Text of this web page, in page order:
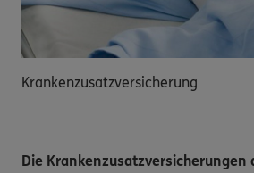
Krankenzusatzversicherung
Die Krankenzusatzversicherungen